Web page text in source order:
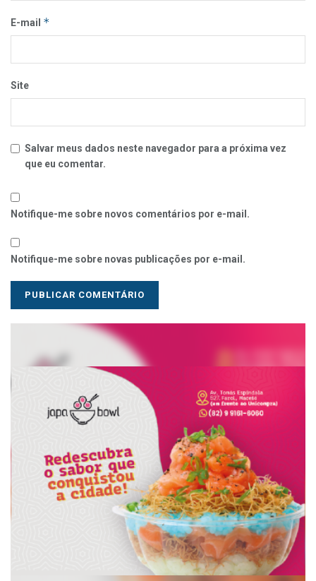
E-mail *
Site
Salvar meus dados neste navegador para a próxima vez
que eu comentar.
Notifique-me sobre novos comentários por e-mail.
Notifique-me sobre novas publicações por e-mail.